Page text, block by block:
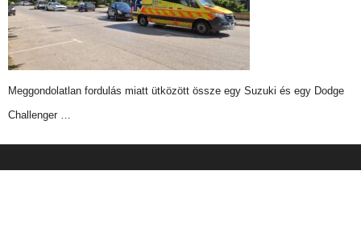
Meggondolatlan fordulás miatt ütközött össze egy Suzuki és egy Dodge
Challenger …